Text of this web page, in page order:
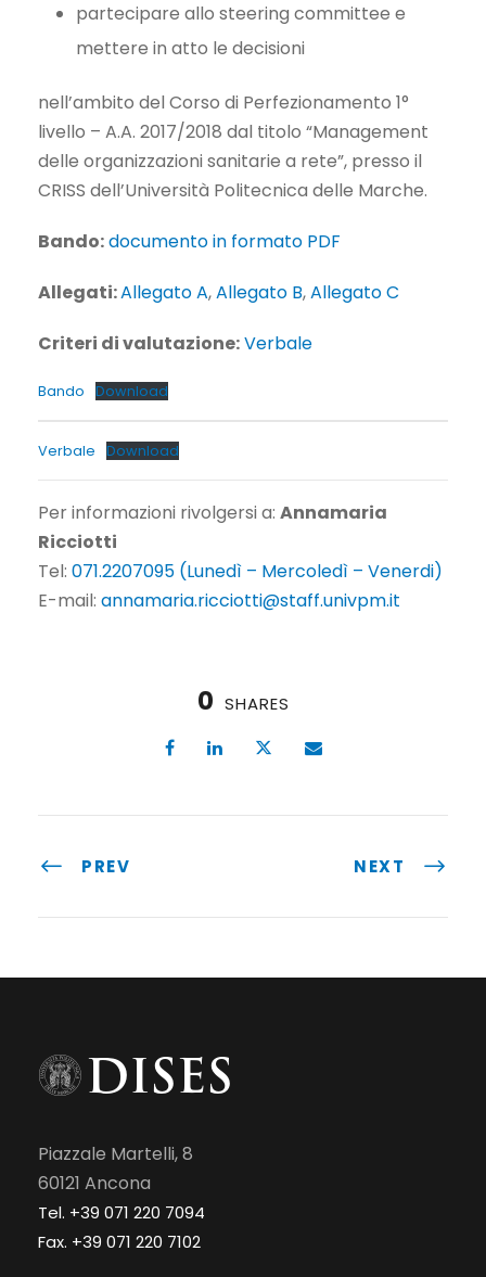
partecipare allo steering committee e
mettere in atto le decisioni
nell’ambito del Corso di Perfezionamento 1°
livello – A.A. 2017/2018 dal titolo “Management
delle organizzazioni sanitarie a rete”, presso il
CRISS dell’Università Politecnica delle Marche.
Bando:documento in formato PDF
Allegati:Allegato A,Allegato B,Allegato C
Criteri di valutazione:Verbale
Bando Download
Verbale Download
Per informazioni rivolgersi a: Annamaria
Ricciotti
Tel: 071.2207095 (Lunedì – Mercoledì – Venerdi)
E-mail: annamaria.ricciotti@staff.univpm.it
0 SHARES
PREV NEXT
Piazzale Martelli, 8
60121 Ancona
Tel. +39 071 220 7094
Fax. +39 071 220 7102